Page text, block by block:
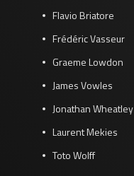
Flavio Briatore
Frédéric Vasseur
Graeme Lowdon
James Vowles
Jonathan Wheatley
Laurent Mekies
Toto Wolff